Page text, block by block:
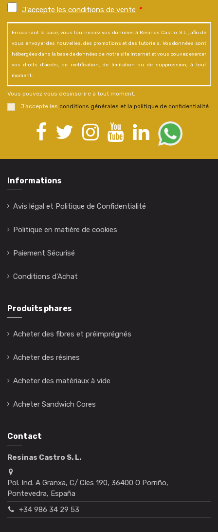
J'accepte les conditions de vente *
En cochant la case, vous fournissez vos données à Resinas Castro S.L., afin de
vous envoyer des nouvelles, des promotions et des tutoriels. Vos données sont
hébergées dans la base de données de notre site Internet et vous pouvez exercer
vos droits d'accès, de rectification, de limitation ou de suppression, à tout
moment.
Vous pouvez vous désinscrire à tout moment.
J’accepte les conditions générales et la politique de confidentialité.
Informations
Avis légal et Politique de Confidentialité
Politique en matière de cookies
Paiement Sécurisé
Conditions d'Achat
Produits phares
Acheter des fibres et préimprégnés
Acheter des résines
Acheter des matériaux à vide
Acheter Sandwich Cores
Contact
Resinas Castro S. L.
Pol. Ind. A Granxa, C/ Cíes 190, 36400 O Porriño,
Pontevedra, España
+34 986 34 29 53